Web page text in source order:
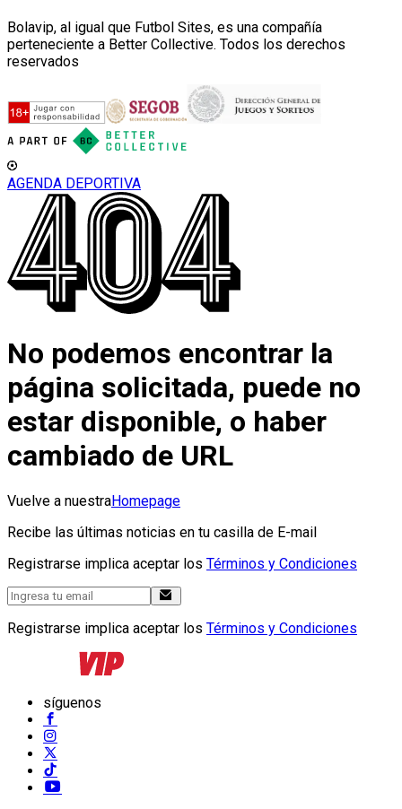
Bolavip, al igual que Futbol Sites, es una compañía
perteneciente a Better Collective. Todos los derechos
reservados
AGENDA DEPORTIVA
No podemos encontrar la
página solicitada, puede no
estar disponible, o haber
cambiado de URL
Vuelve a nuestraHomepage
Recibe las últimas noticias en tu casilla de E-mail
Registrarse implica aceptar los Términos y Condiciones
Registrarse implica aceptar los Términos y Condiciones
síguenos